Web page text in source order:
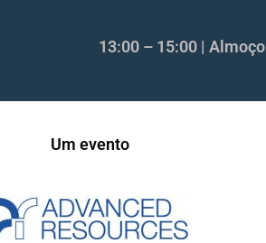
13:00 – 15:00 | Almoço
Um evento